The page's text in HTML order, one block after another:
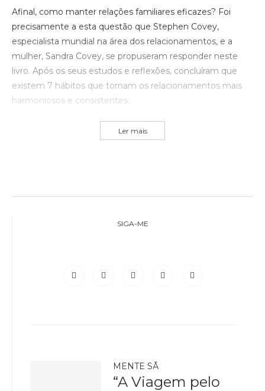
Afinal, como manter relações familiares eficazes? Foi
precisamente a esta questão que Stephen Covey,
especialista mundial na área dos relacionamentos, e a
mulher, Sandra Covey, se propuseram responder neste
livro. Após os seus estudos e reflexões, concluíram que
existem 7 hábitos que tornam os relacionamentos mais
harmoniosos e consistentes:
Ler mais
SIGA-ME
MENTE SÃ
“A Viagem pelo